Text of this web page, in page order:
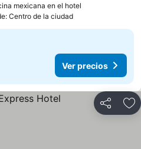
mexicana en el hotel
Centro de la ciudad
Ver precios
Compartir